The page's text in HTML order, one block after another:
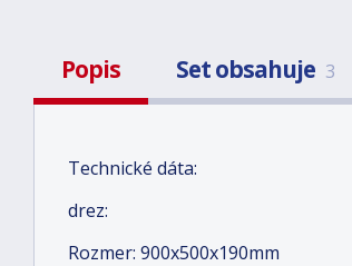
Popis Set obsahuje 3
Technické dáta:
drez:
Rozmer: 900x500x190mm